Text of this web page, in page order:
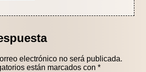
electrónico no será publicada.
están marcados con *